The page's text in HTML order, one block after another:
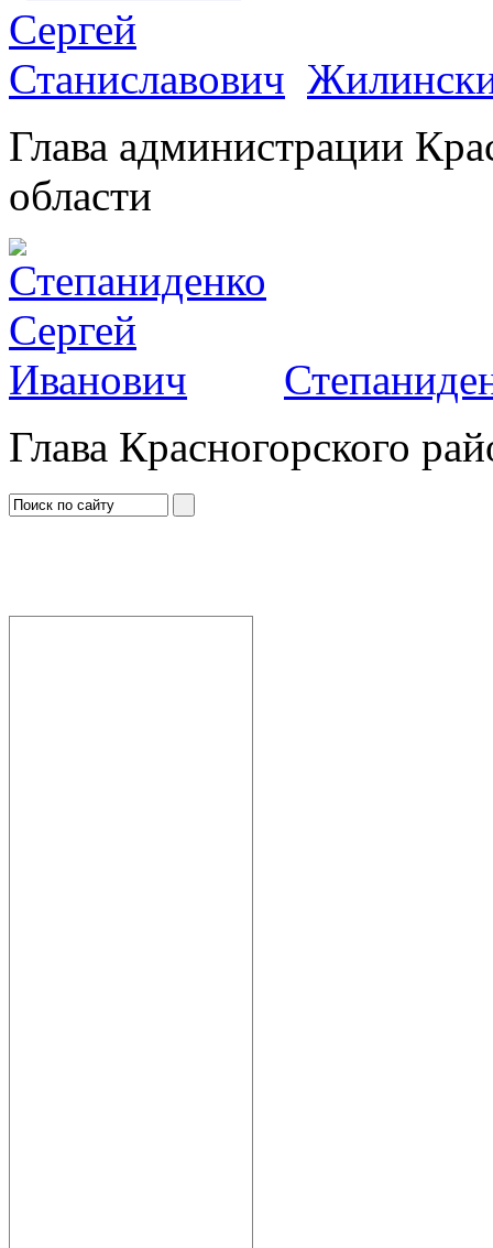
Глава администрации
области
Глава Красногорского